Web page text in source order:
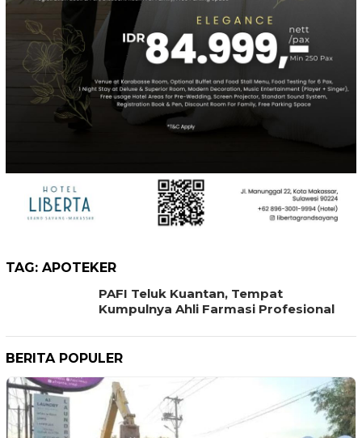
TAG: APOTEKER
PAFI Teluk Kuantan, Tempat
Kumpulnya Ahli Farmasi Profesional
BERITA POPULER